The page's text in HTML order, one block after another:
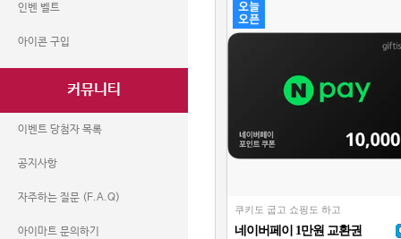
인벤 벨트
아이콘 구입
커뮤니티
이벤트 당첨자 목록
공지사항
자주하는 질문 (F.A.Q)
아이마트 문의하기
쿠키도 굽고 쇼핑도 하고
네이버페이 1만원 교환권